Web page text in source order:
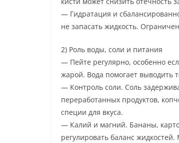
— Гидратация и
не запасать жидкость.
2) Роль воды, соли и питания
— Пейте регулярно, особенно
жарой. Вода помогает выводить
— Контроль соли. Соль
переработанных продуктов,
специи для вкуса.
— Калий и магний. Бананы,
регулировать баланс